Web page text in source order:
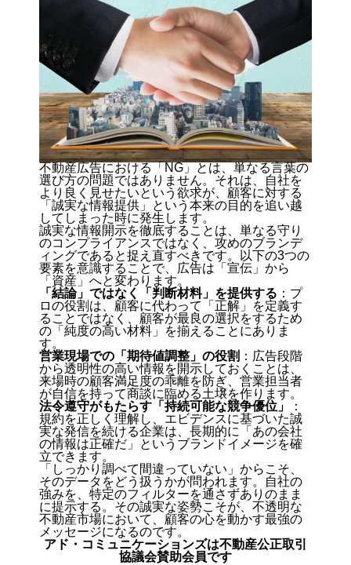
不動産広告における「NG」とは、単なる言葉の
選び方の問題ではありません。それは、自社を
より良く見せたいという欲求が、顧客に対する
「誠実な情報提供」という本来の目的を追い越
してしまった時に発生します。
誠実な情報開示を徹底することは、単なる守り
のコンプライアンスではなく、攻めのブランデ
ィングであると捉え直すべきです。以下の3つの
要素を意識することで、広告は「宣伝」から
「資産」へと変わります。
「結論」ではなく「判断材料」を提供する ：プ
ロの役割は、顧客に代わって「正解」を定義す
ることではなく、顧客が最良の選択をするため
の「純度の高い材料」を揃えることにありま
す。
営業現場での「期待値調整」の役割 ：広告段階
から透明性の高い情報を開示しておくことは、
来場時の顧客満足度の乖離を防ぎ、営業担当者
が自信を持って商談に臨める土壌を作ります。
法令遵守がもたらす「持続可能な競争優位」
：
規約を正しく理解し、エビデンスに基づいた誠
実な発信を続ける企業は、長期的に「あの会社
の情報は正確だ」というブランドイメージを確
立できます。
「しっかり調べて間違っていない」からこそ、
そのデータをどう扱うかが問われます。自社の
強みを、特定のフィルターを通さずありのまま
に提示する。その誠実な姿勢こそが、不透明な
不動産市場において、顧客の心を動かす最強の
メッセージになるのです。
アド・コミュニケーションズは不動産公正取引
協議会賛助会員です